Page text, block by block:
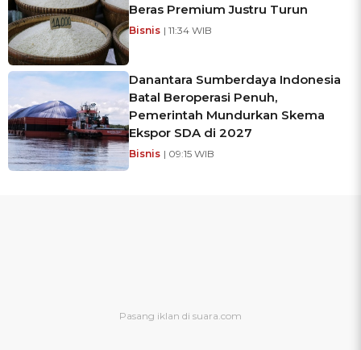
Beras Premium Justru Turun
Bisnis | 11:34 WIB
Danantara Sumberdaya Indonesia
Batal Beroperasi Penuh,
Pemerintah Mundurkan Skema
Ekspor SDA di 2027
Bisnis | 09:15 WIB